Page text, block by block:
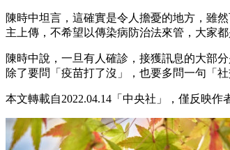
陳時中坦言，這確實是令人擔憂的地方，雖
主上傳，不希望以傳染病防治法來管，大家
陳時中說，一旦有人確診，接獲訊息的大部
除了要問「疫苗打了沒」，也要多問一句「
本文轉載自2022.04.14「中央社」，僅反映作